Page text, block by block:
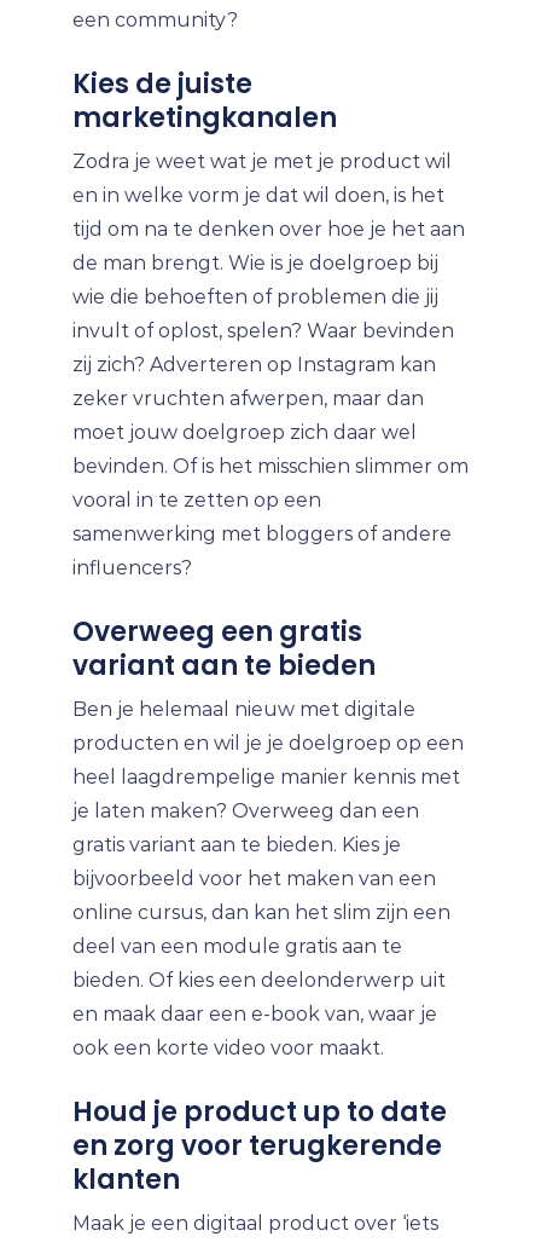
een community?
Kies de juiste
marketingkanalen
Zodra je weet wat je met je product wil
en in welke vorm je dat wil doen, is het
tijd om na te denken over hoe je het aan
de man brengt. Wie is je doelgroep bij
wie die behoeften of problemen die jij
invult of oplost, spelen? Waar bevinden
zij zich? Adverteren op Instagram kan
zeker vruchten afwerpen, maar dan
moet jouw doelgroep zich daar wel
bevinden. Of is het misschien slimmer om
vooral in te zetten op een
samenwerking met bloggers of andere
influencers?
Overweeg een gratis
variant aan te bieden
Ben je helemaal nieuw met digitale
producten en wil je je doelgroep op een
heel laagdrempelige manier kennis met
je laten maken? Overweeg dan een
gratis variant aan te bieden. Kies je
bijvoorbeeld voor het maken van een
online cursus, dan kan het slim zijn een
deel van een module gratis aan te
bieden. Of kies een deelonderwerp uit
en maak daar een e-book van, waar je
ook een korte video voor maakt.
Houd je product up to date
en zorg voor terugkerende
klanten
Maak je een digitaal product over ‘iets